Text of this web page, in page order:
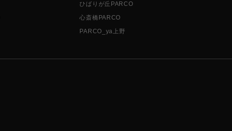
ひばりが丘PARCO
心斎橋PARCO
PARCO_ya上野